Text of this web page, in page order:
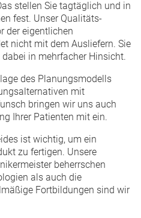
stellen Sie tagtäglich und in
fest. Unser Qualitäts-
der eigentlichen
nicht mit dem Ausliefern. Sie
in mehrfacher Hinsicht.
des Planungsmodells
mit
bringen wir uns auch
Ihrer Patienten mit ein.
ist wichtig, um ein
zu fertigen. Unsere
beherrschen
als auch die
Fortbildungen sind wir